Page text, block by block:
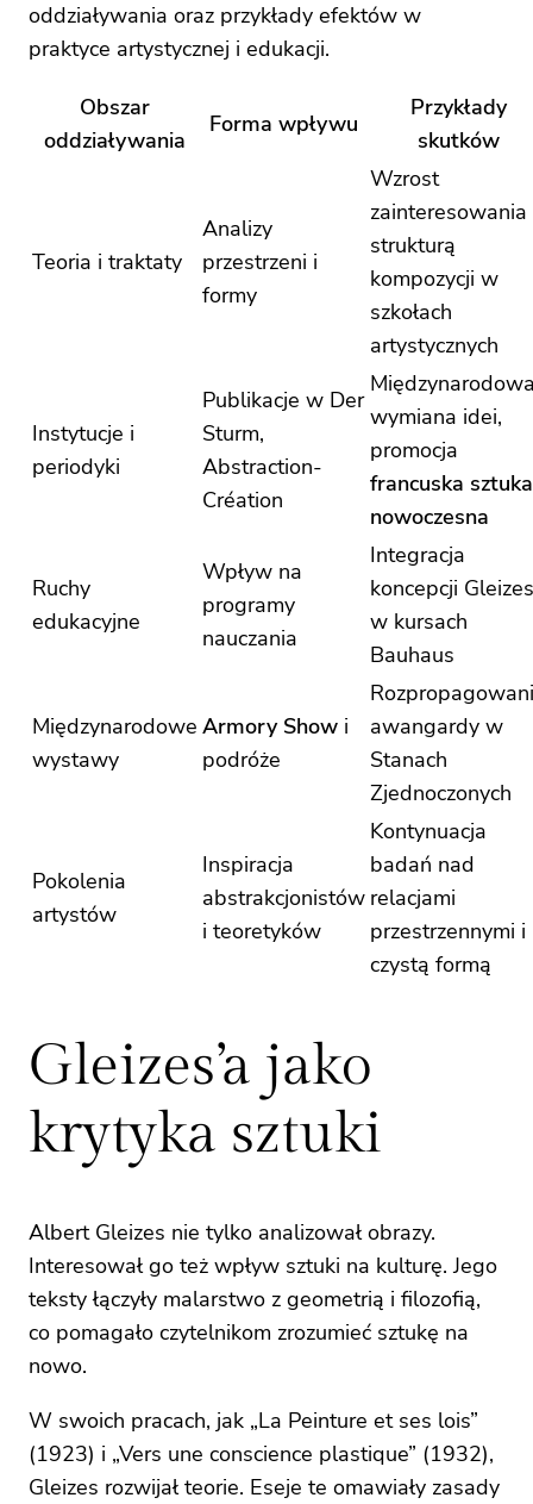
oddziaływania oraz przykłady efektów w
praktyce artystycznej i edukacji.
Obszar
oddziaływania
Forma wpływu
Przykłady
skutków
Teoria i traktaty
Analizy
przestrzeni i
formy
Wzrost
zainteresowania
strukturą
kompozycji w
szkołach
artystycznych
Instytucje i
periodyki
Publikacje w Der
Sturm,
Abstraction-
Création
wymiana idei,
promocja
francuska sztuka
nowoczesna
Ruchy
edukacyjne
Wpływ na
programy
nauczania
Integracja
koncepcji
w kursach
Bauhaus
Międzynarodowe
wystawy
Armory Show i
podróże
awangardy w
Stanach
Zjednoczonych
Pokolenia
artystów
Inspiracja
abstrakcjonistów
i teoretyków
Kontynuacja
badań nad
relacjami
przestrzennymi i
czystą formą
Gleizes’a jako
krytyka sztuki
Albert Gleizes nie tylko analizował obrazy.
Interesował go też wpływ sztuki na kulturę. Jego
teksty łączyły malarstwo z geometrią i filozofią,
co pomagało czytelnikom zrozumieć sztukę na
nowo.
W swoich pracach, jak „La Peinture et ses lois”
(1923) i „Vers une conscience plastique” (1932),
Gleizes rozwijał teorie. Eseje te omawiały zasady